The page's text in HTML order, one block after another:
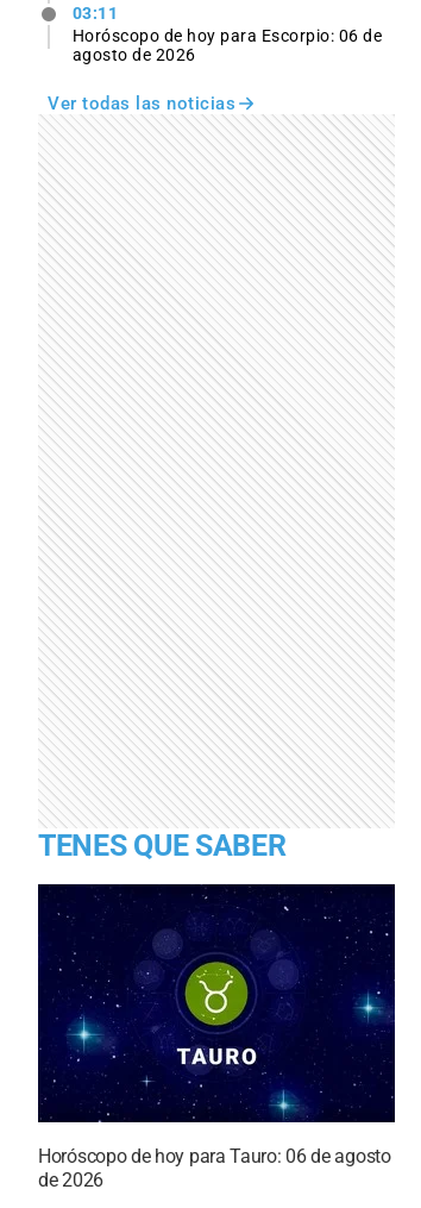
03:11
Horóscopo de hoy para Escorpio: 06 de
agosto de 2026
Ver todas las noticias
TENES QUE SABER
Horóscopo de hoy para Tauro: 06 de agosto
de 2026